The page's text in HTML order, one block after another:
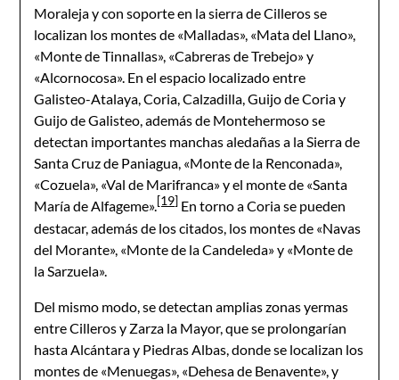
Moraleja y con soporte en la sierra de Cilleros se
localizan los montes de «Malladas», «Mata del Llano»,
«Monte de Tinnallas», «Cabreras de Trebejo» y
«Alcornocosa». En el espacio localizado entre
Galisteo-Atalaya, Coria, Calzadilla, Guijo de Coria y
Guijo de Galisteo, además de Montehermoso se
detectan importantes manchas aledañas a la Sierra de
Santa Cruz de Paniagua, «Monte de la Renconada»,
«Cozuela», «Val de Marifranca» y el monte de «Santa
María de Alfageme».[19] En torno a Coria se pueden
destacar, además de los citados, los montes de «Navas
del Morante», «Monte de la Candeleda» y «Monte de
la Sarzuela».
Del mismo modo, se detectan amplias zonas yermas
entre Cilleros y Zarza la Mayor, que se prolongarían
hasta Alcántara y Piedras Albas, donde se localizan los
montes de «Menuegas», «Dehesa de Benavente», y